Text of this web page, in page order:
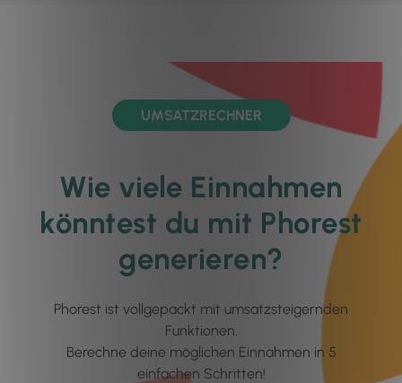
UMSATZRECHNER
Wie viele Einnahmen
könntest du mit Phorest
generieren?
Phorest ist vollgepackt mit umsatzsteigernden
Funktionen.
Berechne deine möglichen Einnahmen in 5
einfachen Schritten!